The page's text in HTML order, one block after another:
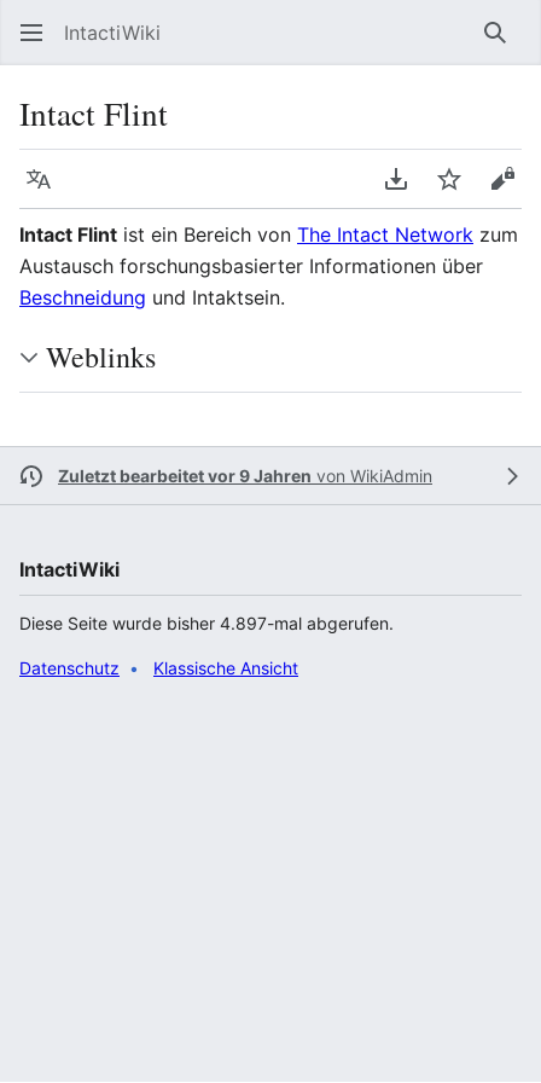
IntactiWiki
Intact Flint
Sprache PDF
Intact Flint ist ein Bereich von The Intact Network zum
Austausch forschungsbasierter Informationen über
Beschneidung und Intaktsein.
Weblinks
Zuletzt bearbeitet vor 9 Jahren von WikiAdmin
IntactiWiki
Diese Seite wurde bisher 4.897-mal abgerufen.
Datenschutz Klassische Ansicht